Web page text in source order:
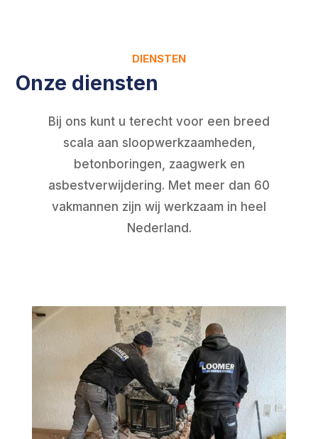
DIENSTEN
Onze diensten
Bij ons kunt u terecht voor een breed
scala aan sloopwerkzaamheden,
betonboringen, zaagwerk en
asbestverwijdering. Met meer dan 60
vakmannen zijn wij werkzaam in heel
Nederland.